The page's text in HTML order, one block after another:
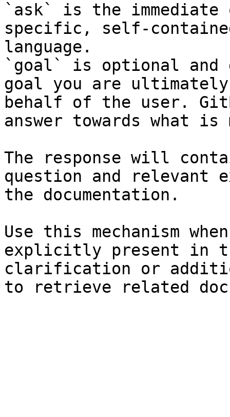
`ask` is the
specific, self-
language.
`goal` is optional and
goal you are
behalf of the user.
answer towards what
The response will
question and relevant
the documentation.
Use this mechanism
explicitly present in
clarification or